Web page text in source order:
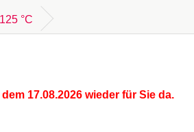
°C
17.08.2026 wieder für Sie da.